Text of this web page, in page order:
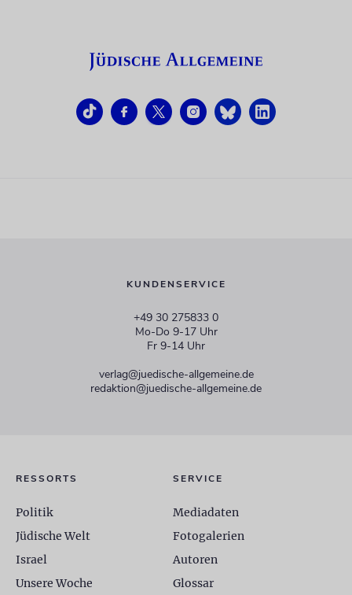
KUNDENSERVICE
+49 30 275833 0
Mo-Do 9-17 Uhr
Fr 9-14 Uhr
verlag@juedische-allgemeine.de
redaktion@juedische-allgemeine.de
RESSORTS
Politik
Jüdische Welt
Israel
Unsere Woche
SERVICE
Mediadaten
Fotogalerien
Autoren
Glossar